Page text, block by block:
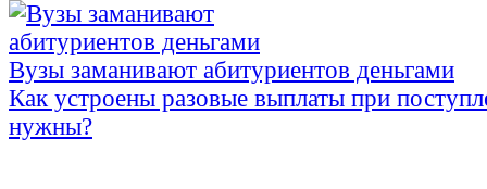
Вузы заманивают абитуриентов деньгами
Как устроены разовые выплаты при
нужны?